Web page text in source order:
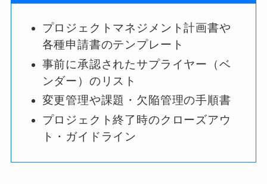
プロジェクトマネジメント計画書や
各種申請書のテンプレート
事前に承認されたサプライヤー（ベ
ンダー）のリスト
変更管理や課題・欠陥管理の手順書
プロジェクト終了時のクローズアウ
ト・ガイドライン